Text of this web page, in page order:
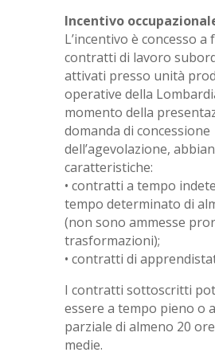
Incentivo
L’incentivo è concesso a
contratti di lavoro
attivati presso unità
operative della
momento della
domanda di concessione
dell’agevolazione,
caratteristiche:
• contratti a tempo
tempo determinato di
(non sono ammesse
trasformazioni);
• contratti di
I contratti sottoscritti
essere a tempo pieno o
parziale di almeno 20
medie.